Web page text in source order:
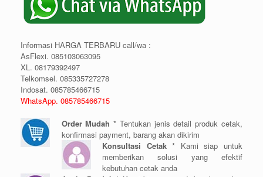
Informasi HARGA TERBARU call/wa :
AsFlexi. 085103063095
XL. 08179392497
Telkomsel. 085335727278
Indosat. 085785466715
WhatsApp. 085785466715
Order Mudah * Tentukan jenis detail produk cetak,
konfirmasi payment, barang akan dikirim
Konsultasi Cetak* Kami siap untuk
memberikan solusi yang efektif
kebutuhan cetak anda